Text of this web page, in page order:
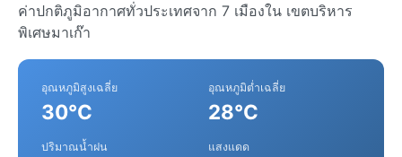
ค่าปกติภูมิอากาศทั่วประเทศจาก 7 เมืองใน เขตบริหาร
พิเศษมาเก๊า
อุณหภูมิสูงเฉลี่ย
30°C
อุณหภูมิต่ำเฉลี่ย
28°C
ปริมาณน้ำฝน แสงแดด